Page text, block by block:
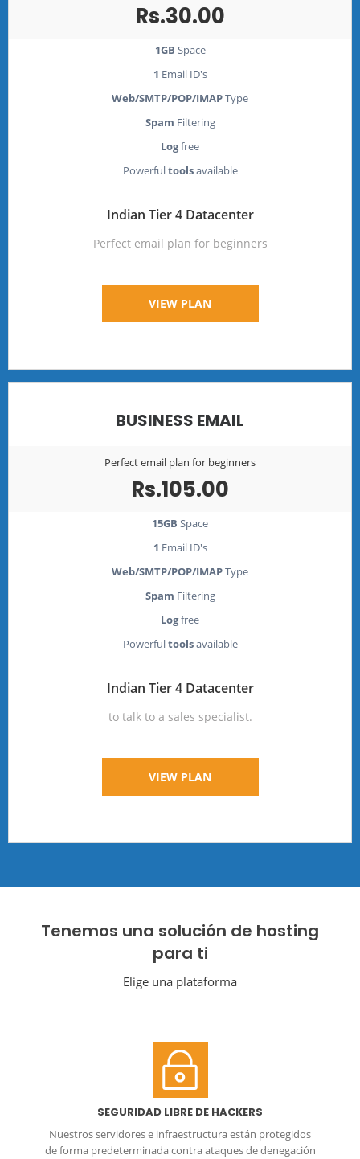
Rs.30.00
1GB Space
1 Email ID's
Web/SMTP/POP/IMAPType
Spam Filtering
Logfree
Powerfultoolsavailable
Indian Tier 4 Datacenter
Perfect email plan for beginners
VIEW PLAN
BUSINESS EMAIL
Perfect email plan for beginners
Rs.105.00
15GB Space
1 Email ID's
Web/SMTP/POP/IMAPType
Spam Filtering
Logfree
Powerfultoolsavailable
Indian Tier 4 Datacenter
to talk to a sales specialist.
VIEW PLAN
Tenemos una solución de hosting
para ti
Elige una plataforma
SEGURIDAD LIBRE DE HACKERS
Nuestros servidores e infraestructura están protegidos
de forma predeterminada contra ataques de denegación